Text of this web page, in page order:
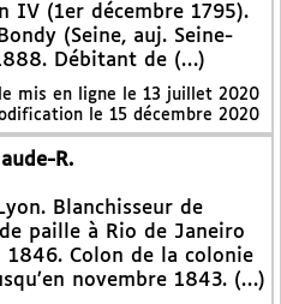
IV (1er décembre 1795).
(Seine, auj. Seine-
Débitant de (…)
mis en ligne le 13 juillet 2020
le 15 décembre 2020
R.
Blanchisseur de
paille à Rio de Janeiro
1846. Colon de la colonie
novembre 1843. (…)